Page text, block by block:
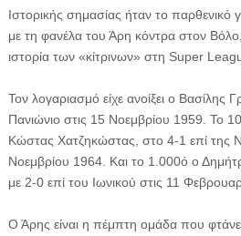
Ιστορικής σημασίας ήταν το παρθενικό
με τη φανέλα του Άρη κόντρα στον
ιστορία των «κίτρινων» στη Super
Τον λογαριασμό είχε ανοίξει ο Βασίλης
Πανιώνιο στις 15 Νοεμβρίου 1959. Το
Κώστας Χατζηκώστας, στο 4-1 επί της
Νοεμβρίου 1964. Και το 1.000ό ο
με 2-0 επί του Ιωνικού στις 11
Ο Άρης είναι η πέμπτη ομάδα που